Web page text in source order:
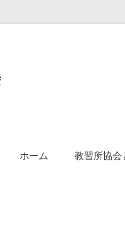
第1メニュー
コンテンツへ移動
ホーム 教習所協会